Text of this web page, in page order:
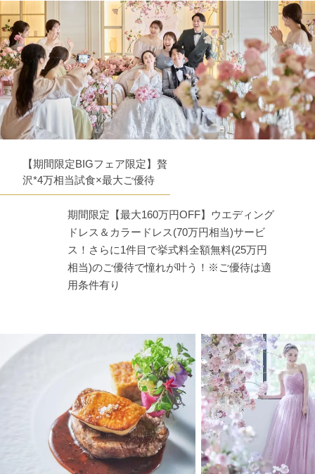
【期間限定BIGフェア限定】贅
沢*4万相当試食×最大ご優待
期間限定【最大160万円OFF】ウエディング
ドレス＆カラードレス(70万円相当)サービ
ス！さらに1件目で挙式料全額無料(25万円
相当)のご優待で憧れが叶う！※ご優待は適
用条件有り